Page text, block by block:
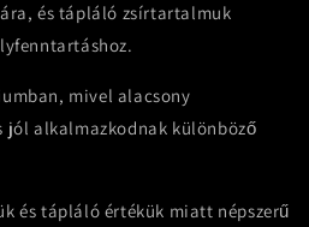
és tápláló zsírtartalmuk
mivel alacsony
jól alkalmazkodnak különböző
és tápláló értékük miatt népszerű